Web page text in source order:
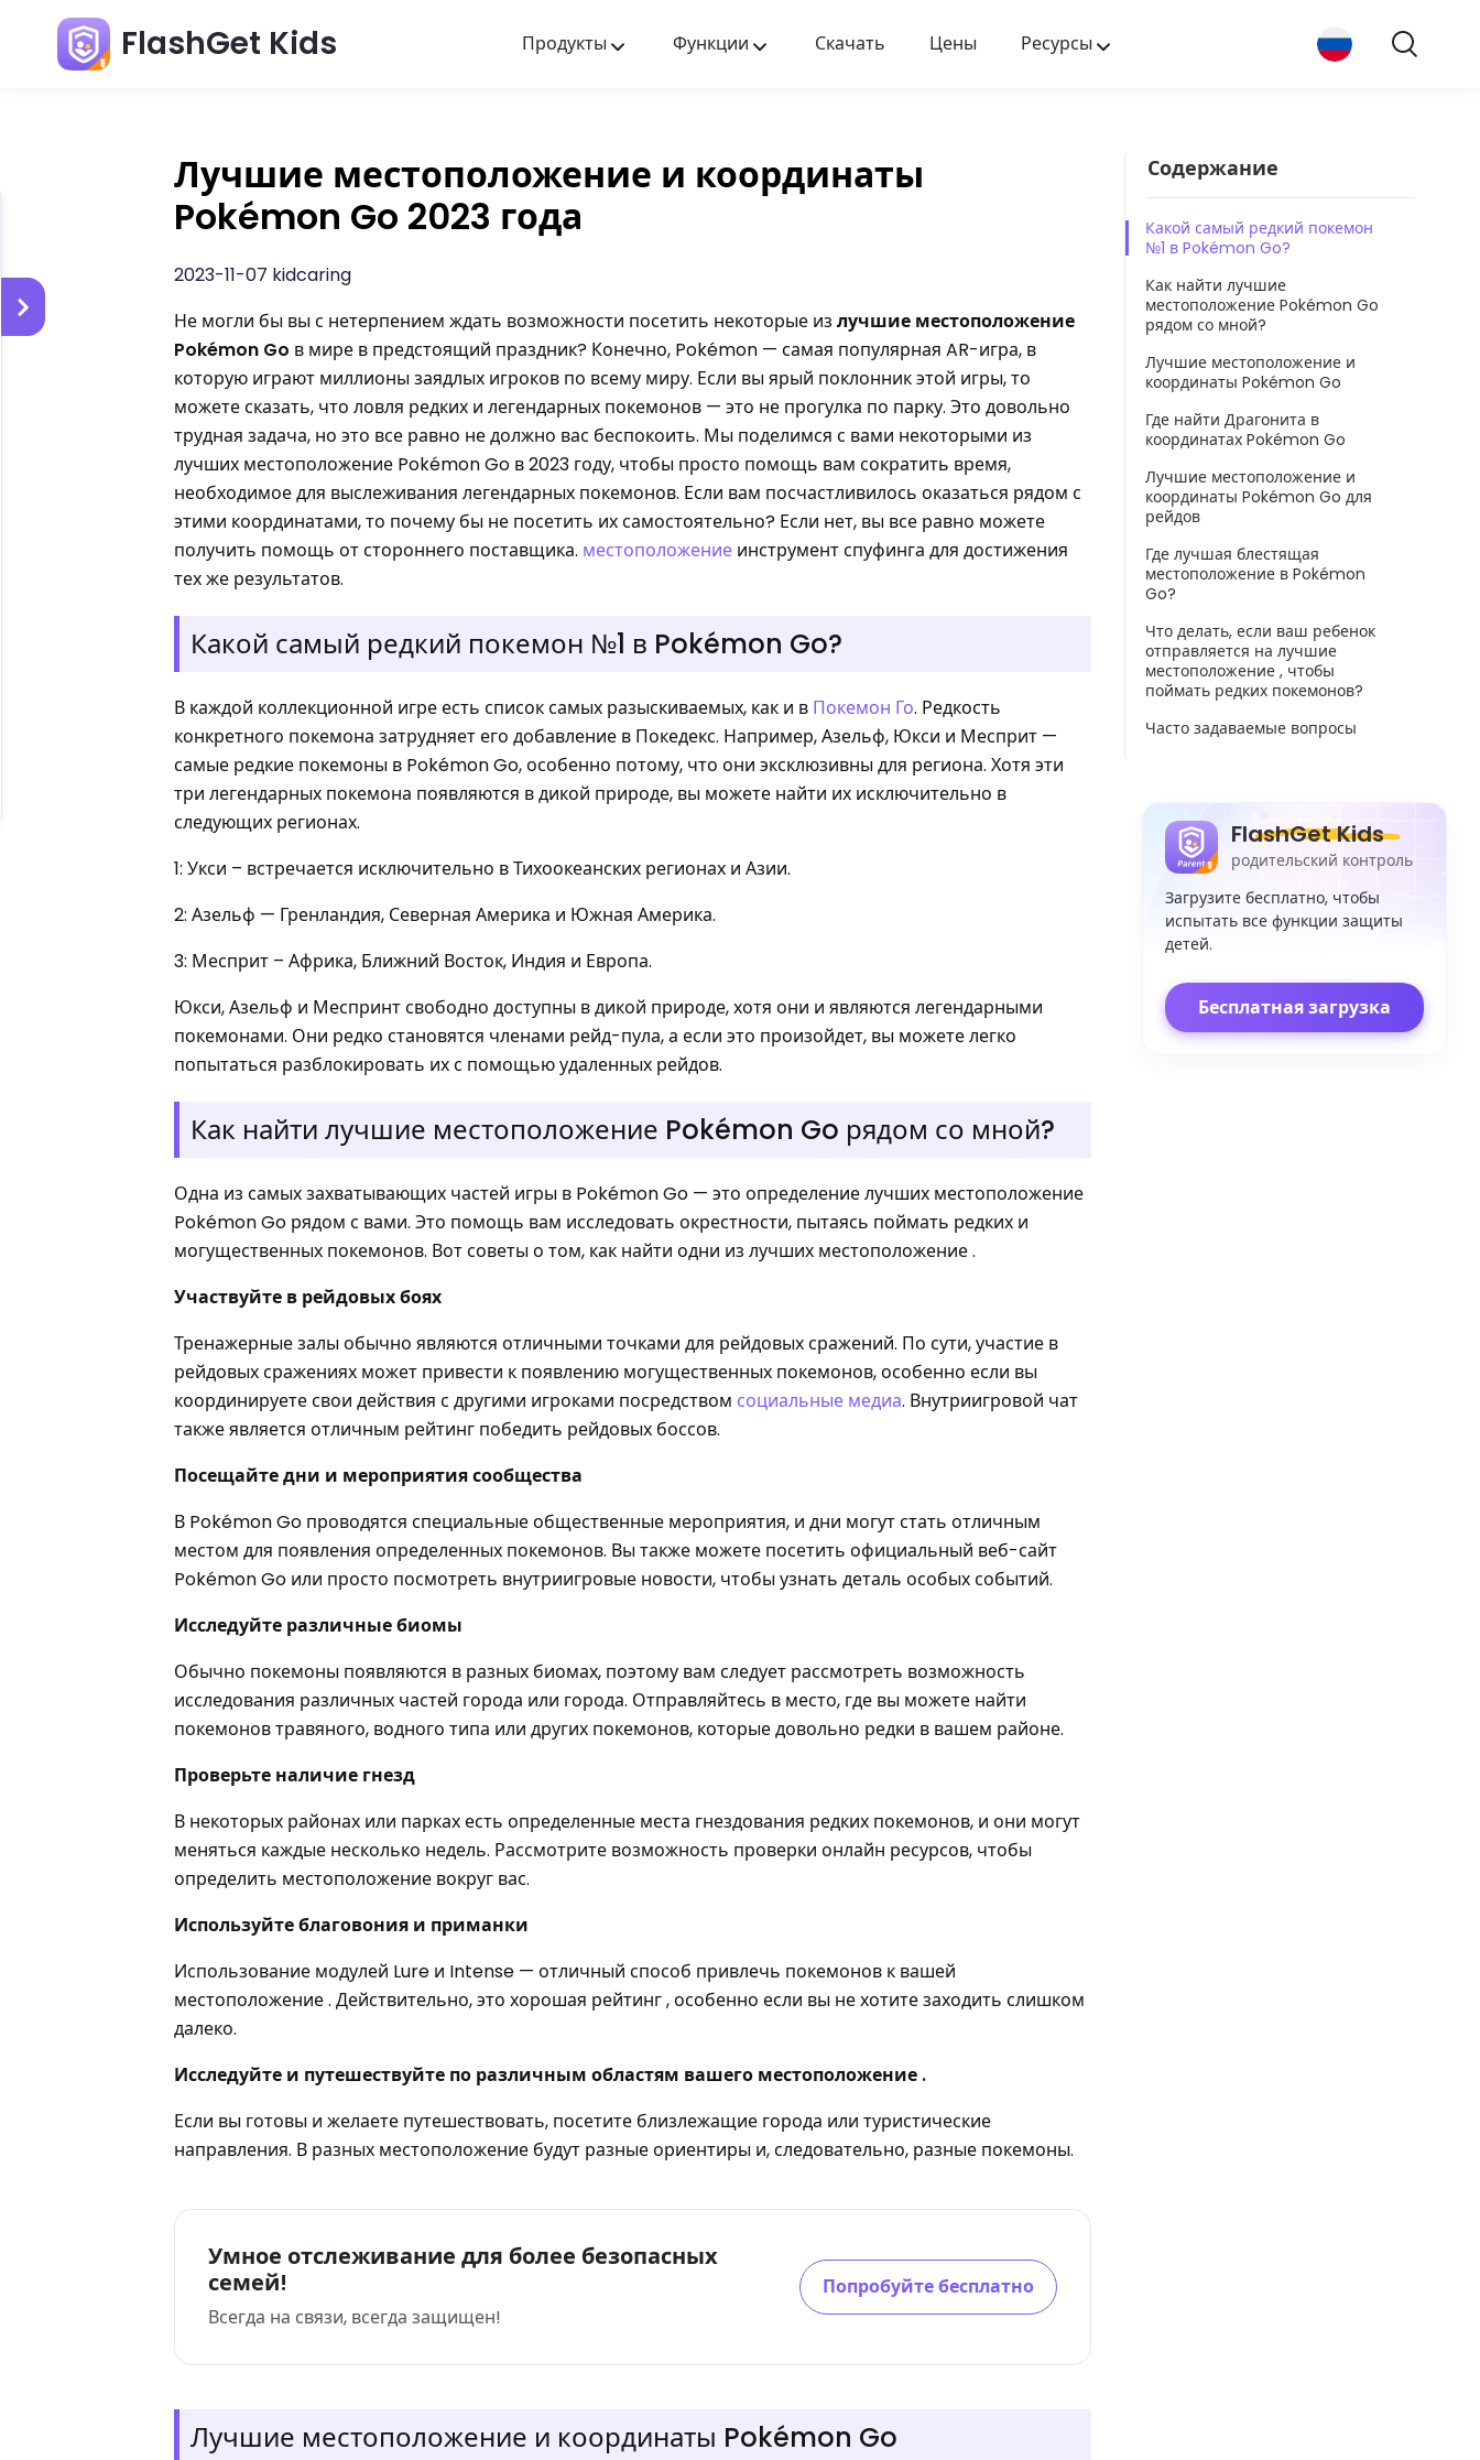
FlashGet Kids Продукты
FlashGet Finder
Функции Скачать Цены Ресурсы
Лучшие местоположение и координаты
Pokémon Go 2023 года
2023-11-07 kidcaring
Не могли бы вы с нетерпением ждать возможности посетить некоторые из лучшие местоположение
Pokémon Go в мире в предстоящий праздник? Конечно, Pokémon — самая популярная AR-игра, в
которую играют миллионы заядлых игроков по всему миру. Если вы ярый поклонник этой игры, то
можете сказать, что ловля редких и легендарных покемонов — это не прогулка по парку. Это довольно
трудная задача, но это все равно не должно вас беспокоить. Мы поделимся с вами некоторыми из
лучших местоположение Pokémon Go в 2023 году, чтобы просто помощь вам сократить время,
необходимое для выслеживания легендарных покемонов. Если вам посчастливилось оказаться рядом с
этими координатами, то почему бы не посетить их самостоятельно? Если нет, вы все равно можете
получить помощь от стороннего поставщика. местоположение инструмент спуфинга для достижения
тех же результатов.
Какой самый редкий покемон №1 в Pokémon Go?
В каждой коллекционной игре есть список самых разыскиваемых, как и в Покемон Го. Редкость
конкретного покемона затрудняет его добавление в Покедекс. Например, Азельф, Юкси и Месприт —
самые редкие покемоны в Pokémon Go, особенно потому, что они эксклюзивны для региона. Хотя эти
три легендарных покемона появляются в дикой природе, вы можете найти их исключительно в
следующих регионах.
1: Укси – встречается исключительно в Тихоокеанских регионах и Азии.
2: Азельф — Гренландия, Северная Америка и Южная Америка.
3: Месприт – Африка, Ближний Восток, Индия и Европа.
Юкси, Азельф и Меспринт свободно доступны в дикой природе, хотя они и являются легендарными
покемонами. Они редко становятся членами рейд-пула, а если это произойдет, вы можете легко
попытаться разблокировать их с помощью удаленных рейдов.
Как найти лучшие местоположение Pokémon Go рядом со мной?
Одна из самых захватывающих частей игры в Pokémon Go — это определение лучших местоположение
Pokémon Go рядом с вами. Это помощь вам исследовать окрестности, пытаясь поймать редких и
могущественных покемонов. Вот советы о том, как найти одни из лучших местоположение .
Участвуйте в рейдовых боях
Тренажерные залы обычно являются отличными точками для рейдовых сражений. По сути, участие в
рейдовых сражениях может привести к появлению могущественных покемонов, особенно если вы
координируете свои действия с другими игроками посредством социальные медиа. Внутриигровой чат
также является отличным рейтинг победить рейдовых боссов.
Посещайте дни и мероприятия сообщества
В Pokémon Go проводятся специальные общественные мероприятия, и дни могут стать отличным
местом для появления определенных покемонов. Вы также можете посетить официальный веб-сайт
Pokémon Go или просто посмотреть внутриигровые новости, чтобы узнать деталь особых событий.
Исследуйте различные биомы
Обычно покемоны появляются в разных биомах, поэтому вам следует рассмотреть возможность
исследования различных частей города или города. Отправляйтесь в место, где вы можете найти
покемонов травяного, водного типа или других покемонов, которые довольно редки в вашем районе.
Проверьте наличие гнезд
В некоторых районах или парках есть определенные места гнездования редких покемонов, и они могут
меняться каждые несколько недель. Рассмотрите возможность проверки онлайн ресурсов, чтобы
определить местоположение вокруг вас.
Используйте благовония и приманки
Использование модулей Lure и Intense — отличный способ привлечь покемонов к вашей
местоположение . Действительно, это хорошая рейтинг , особенно если вы не хотите заходить слишком
далеко.
Исследуйте и путешествуйте по различным областям вашего местоположение .
Если вы готовы и желаете путешествовать, посетите близлежащие города или туристические
направления. В разных местоположение будут разные ориентиры и, следовательно, разные покемоны.
Умное отслеживание для более безопасных
семей!
Всегда на связи, всегда защищен!
Попробуйте бесплатно
Лучшие местоположение и координаты Pokémon Go
Содержание
Какой самый редкий покемон
№1 в Pokémon Go?
Как найти лучшие
местоположение Pokémon Go
рядом со мной?
Лучшие местоположение и
координаты Pokémon Go
Где найти Драгонита в
координатах Pokémon Go
Лучшие местоположение и
координаты Pokémon Go для
рейдов
Где лучшая блестящая
местоположение в Pokémon
Go?
Что делать, если ваш ребенок
отправляется на лучшие
местоположение , чтобы
поймать редких покемонов?
Часто задаваемые вопросы
FlashGet Kids
родительский контроль
Загрузите бесплатно, чтобы
испытать все функции защиты
детей.
Бесплатная загрузка